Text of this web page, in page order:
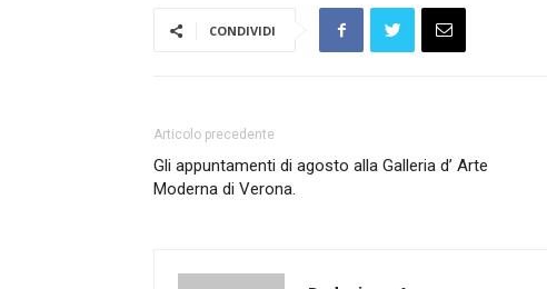
CONDIVIDI
Articolo precedente
Gli appuntamenti di agosto alla Galleria d’ Arte
Moderna di Verona.